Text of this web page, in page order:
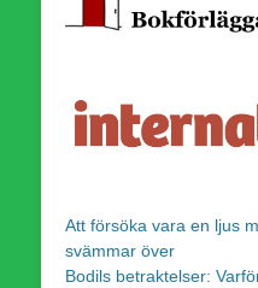
Att försöka vara en ljus
svämmar över
Bodils betraktelser: